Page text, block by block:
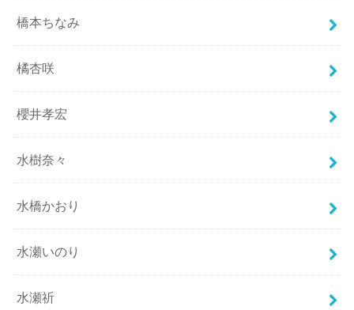
橋本ちなみ
橘杏咲
櫻井孝宏
水樹奈々
水橋かおり
水瀬いのり
水瀬祈